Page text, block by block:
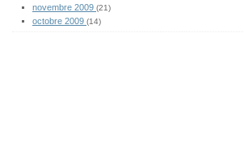
novembre 2009 (21)
octobre 2009 (14)